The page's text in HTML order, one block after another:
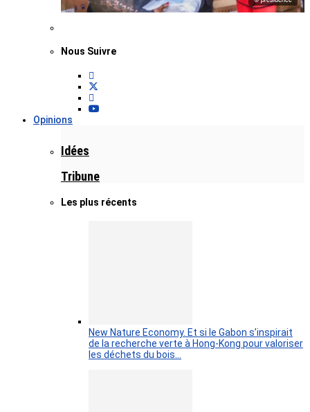
Nous Suivre
Opinions
Idées
Tribune
Les plus récents
New Nature Economy. Et si le Gabon s’inspirait
de la recherche verte à Hong-Kong pour valoriser
les déchets du bois…